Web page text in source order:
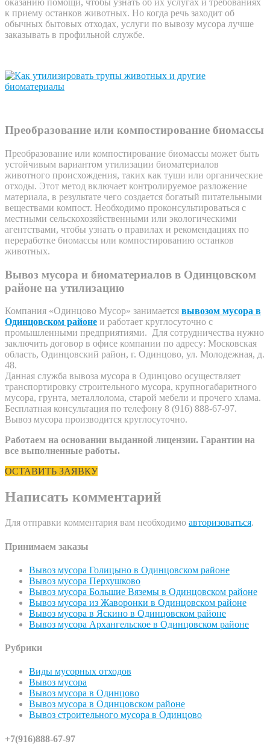
к приему останков животных. Но когда речь заходит об
обычных бытовых отходах, услуги по вывозу мусора лучше
заказывать в профильной службе.
Преобразование или компостирование биомассы
Преобразование или компостирование биомассы может быть
устойчивым вариантом утилизации биоматериалов
животного происхождения, таких как туши или органические
отходы. Этот метод включает контролируемое разложение
материала, в результате чего создается богатый питательными
веществами компост. Необходимо проконсультироваться с
местными сельскохозяйственными или экологическими
агентствами, чтобы узнать о правилах и рекомендациях по
переработке биомассы или компостированию останков
животных.
Вывоз мусора и биоматериалов в Одинцовском
районе на утилизацию
Компания «Одинцово Мусор» занимается вывозом мусора в
Одинцовском районе и работает круглосуточно с
промышленными предприятиями. Для сотрудничества нужно
заключить договор в офисе компании по адресу: Московская
область, Одинцовский район, г. Одинцово, ул. Молодежная, д.
48.
Данная служба вывоза мусора в Одинцово осуществляет
транспортировку строительного мусора, крупногабаритного
мусора, грунта, металлолома, старой мебели и прочего хлама.
Бесплатная консультация по телефону 8 (916) 888-67-97.
Вывоз мусора производится круглосуточно.
Работаем на основании выданной лицензии. Гарантии на
все выполненные работы.
ОСТАВИТЬ ЗАЯВКУ
Написать комментарий
Для отправки комментария вам необходимо авторизоваться.
Принимаем заказы
Вывоз мусора Голицыно в Одинцовском районе
Вывоз мусора Перхушково
Вывоз мусора Большие Вяземы в Одинцовском районе
Вывоз мусора из Жаворонки в Одинцовском районе
Вывоз мусора в Яскино в Одинцовском районе
Вывоз мусора Архангельское в Одинцовском районе
Рубрики
Виды мусорных отходов
Вывоз мусора
Вывоз мусора в Одинцово
Вывоз мусора в Одинцовском районе
Вывоз строительного мусора в Одинцово
+7(916)888-67-97